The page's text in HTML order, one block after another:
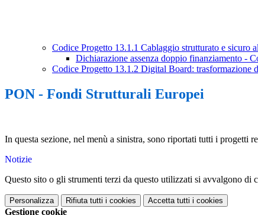
Codice Progetto 13.1.1 Cablaggio strutturato e sicuro
Dichiarazione assenza doppio finanziamento -
Codice Progetto 13.1.2 Digital Board: trasformazione
PON - Fondi Strutturali Europei
In questa sezione, nel menù a sinistra, sono riportati tutti i progetti
Notizie
Questo sito o gli strumenti terzi da questo utilizzati si avvalgono
Personalizza Rifiuta tutti i cookies Accetta tutti i cookies
Gestione cookie